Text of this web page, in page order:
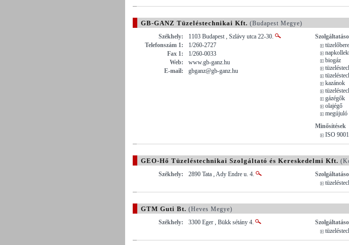
GB-GANZ Tüzeléstechnikai Kft. (Budapest Megye)
Székhely:
1103 Budapest , Szlávy utca 22-30.
Telefonszám 1:
1/260-2727
Fax 1:
1/260-0033
Web:
www.gb-ganz.hu
E-mail:
gbganz@gb-ganz.hu
biogáz
kazánok
gázégők
olajégő
megújuló
Minősítések
ISO 9001
GEO-Hő Tüzeléstechnikai Szolgáltató és Kereskedelmi Kft.
Székhely:
2890 Tata , Ady Endre u. 4.
GTM Guti Bt. (Heves Megye)
Székhely:
3300 Eger , Bükk sétány 4.